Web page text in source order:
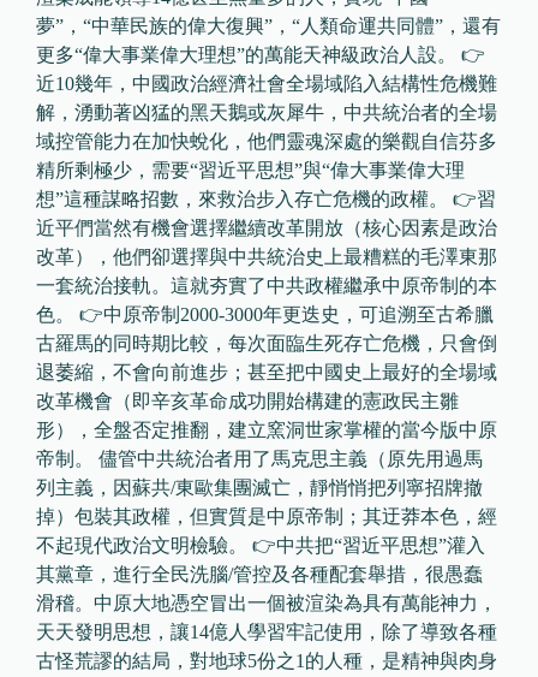
夢”，“中華民族的偉大復興”，“人類命運共同體”，還有
更多“偉大事業偉大理想”的萬能天神級政治人設。 👉
近10幾年，中國政治經濟社會全場域陷入結構性危機難
解，湧動著凶猛的黑天鵝或灰犀牛，中共統治者的全場
域控管能力在加快蛻化，他們靈魂深處的樂觀自信芬多
精所剩極少，需要“習近平思想”與“偉大事業偉大理
想”這種謀略招數，來救治步入存亡危機的政權。 👉習
近平們當然有機會選擇繼續改革開放（核心因素是政治
改革），他們卻選擇與中共統治史上最糟糕的毛澤東那
一套統治接軌。這就夯實了中共政權繼承中原帝制的本
色。 👉中原帝制2000-3000年更迭史，可追溯至古希臘
古羅馬的同時期比較，每次面臨生死存亡危機，只會倒
退萎縮，不會向前進步；甚至把中國史上最好的全場域
改革機會（即辛亥革命成功開始構建的憲政民主雛
形），全盤否定推翻，建立窯洞世家掌權的當今版中原
帝制。 儘管中共統治者用了馬克思主義（原先用過馬
列主義，因蘇共/東歐集團滅亡，靜悄悄把列寧招牌撤
掉）包裝其政權，但實質是中原帝制；其迂莽本色，經
不起現代政治文明檢驗。 👉中共把“習近平思想”灌入
其黨章，進行全民洗腦/管控及各種配套舉措，很愚蠢
滑稽。中原大地憑空冒出一個被渲染為具有萬能神力，
天天發明思想，讓14億人學習牢記使用，除了導致各種
古怪荒謬的結局，對地球5份之1的人種，是精神與肉身